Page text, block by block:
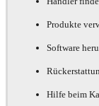
Produkte
Software
Hilfe beim